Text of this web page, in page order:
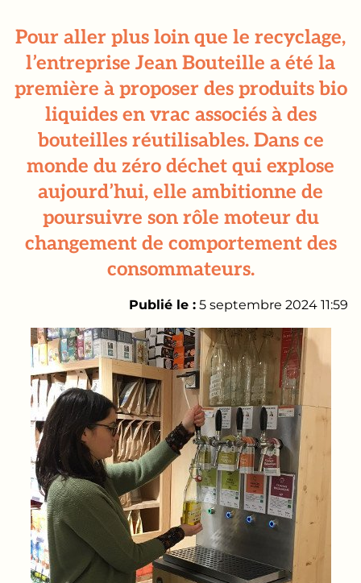
Pour aller plus loin que le recyclage,
l’entreprise Jean Bouteille a été la
première à proposer des produits bio
liquides en vrac associés à des
bouteilles réutilisables. Dans ce
monde du zéro déchet qui explose
aujourd’hui, elle ambitionne de
poursuivre son rôle moteur du
changement de comportement des
consommateurs.
Publié le : 5 septembre 2024 11:59